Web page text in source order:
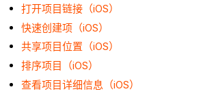
打开项目链接（iOS）
快速创建项（iOS）
共享项目位置（iOS）
排序项目（iOS）
查看项目详细信息（iOS）